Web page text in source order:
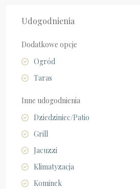
Udogodnienia
Dodatkowe opcje
Ogród
Taras
Inne udogodnienia
Dziedziniec/Patio
Grill
Jacuzzi
Klimatyzacja
Kominek